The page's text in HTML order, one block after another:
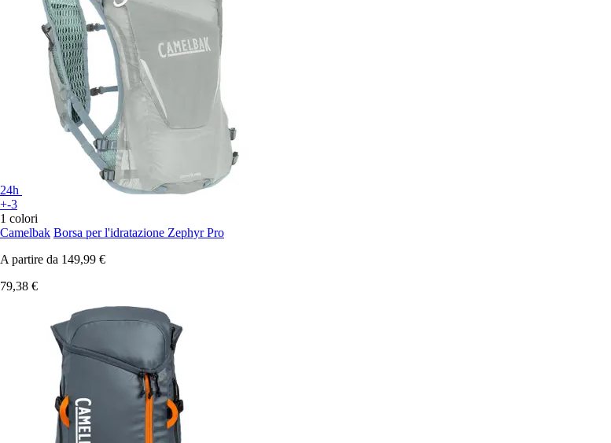
24h
+-3
1 colori
Camelbak Borsa per l'idratazione Zephyr Pro
A partire da 149,99 €
79,38 €